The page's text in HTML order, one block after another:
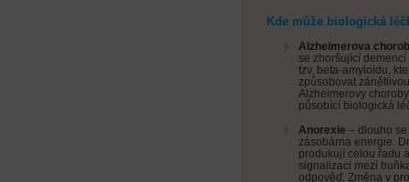
Kde může biologická
Alzheimerova
se zhoršující
tzv. beta-amyloidu,
způsobovat
Alzheimerovy
působící biologická
Anorexie – dlouho
zásobárna energie.
produkují celou řadu
signalizaci mezi
odpověď. Změna v